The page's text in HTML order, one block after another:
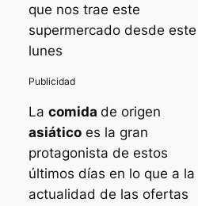
que nos trae este
supermercado desde este
lunes
La comida de origen
asiáticoes la gran
protagonista de estos
últimos días en lo que a la
actualidad de las ofertas